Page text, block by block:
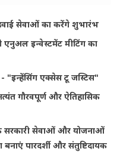
हवाई सेवाओं का करेंगे शुभारंभ
एनुअल इन्वेस्टमेंट मीटिंग का
- "इन्हेंसिंग एक्सेस टू जस्टिस"
गौरवपूर्ण और ऐतिहासिक
सरकारी सेवाओं और योजनाओं
पारदर्शी और संतुष्टिदायक